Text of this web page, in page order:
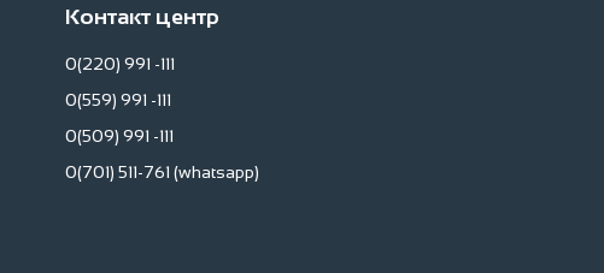
Контакт центр
0(220) 991 -111
0(559) 991 -111
0(509) 991 -111
0(701) 511-761 (whatsapp)